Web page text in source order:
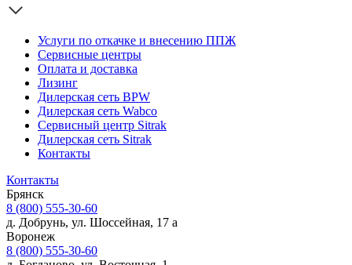
Услуги по откачке и внесению ППЖ
Сервисные центры
Оплата и доставка
Лизинг
Дилерская сеть BPW
Дилерская сеть Wabco
Сервисный центр Sitrak
Дилерская сеть Sitrak
Контакты
Контакты
Брянск
8 (800) 555-30-60
д. Добрунь, ул. Шоссейная, 17 а
Воронеж
8 (800) 555-30-60